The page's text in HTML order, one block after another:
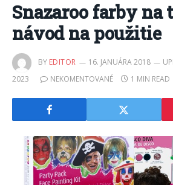
Snazaroo farby na
návod na použitie
BY EDITOR 16. JANUÁRA 2018
2023
NEKOMENTOVANÉ 1 MIN READ